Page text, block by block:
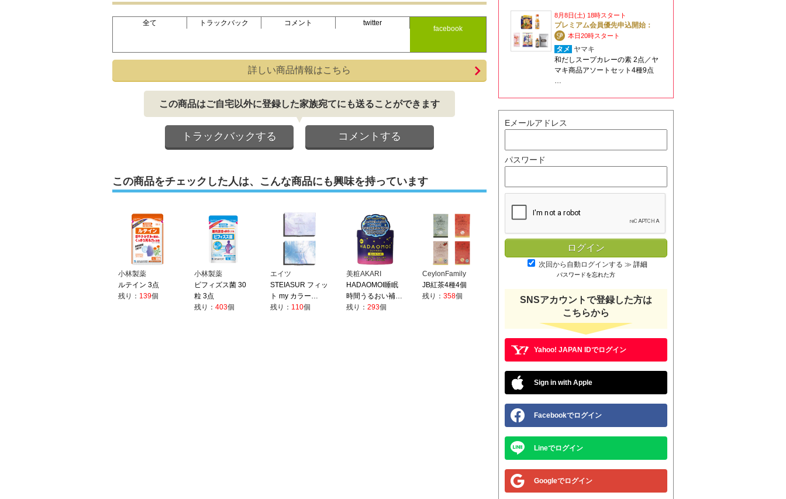
全て トラックバック コメント twitter
facebook
詳しい商品情報はこちら
この商品はご自宅以外に登録した家族宛てにも送ることができます
トラックバックする コメントする
この商品をチェックした人は、こんな商品にも興味を持っています
小林製薬
ルテイン 3点
残り： 139個
小林製薬
ビフィズス菌 30
粒 3点
残り： 403個
エイツ
STEIASUR フィッ
ト my カラー…
残り： 110個
美粧AKARI
HADAOMOI睡眠
時間うるおい補…
残り： 293個
CeylonFamily
JB紅茶4種4個
残り： 358個
8月8日(土) 18時スタート
プレミアム会員優先申込開始：
本日20時スタート
タメ ヤマキ
和だしスープカレーの素 2点／ヤ
マキ商品アソートセット4種9点
…
Eメールアドレス
パスワード
次回から自動ログインする ≫ 詳細
パスワードを忘れた方
SNSアカウントで登録した方は
こちらから
Yahoo! JAPAN IDでログイン
Sign in with Apple
Facebookでログイン
Lineでログイン
Googleでログイン